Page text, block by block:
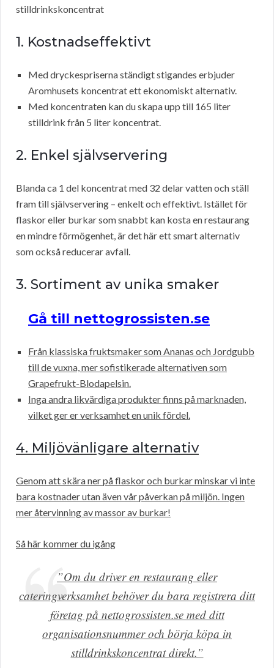
stilldrinkskoncentrat
1. Kostnadseffektivt
Med dryckespriserna ständigt stigandes erbjuder
Aromhusets koncentrat ett ekonomiskt alternativ.
Med koncentraten kan du skapa upp till 165 liter
stilldrink från 5 liter koncentrat.
2. Enkel självservering
Blanda ca 1 del koncentrat med 32 delar vatten och ställ
fram till självservering – enkelt och effektivt. Istället för
flaskor eller burkar som snabbt kan kosta en restaurang
en mindre förmögenhet, är det här ett smart alternativ
som också reducerar avfall.
3. Sortiment av unika smaker
Gå till nettogrossisten.se
Från klassiska fruktsmaker som Ananas och Jordgubb
till de vuxna, mer sofistikerade alternativen som
Grapefrukt-Blodapelsin.
Inga andra likvärdiga produkter finns på marknaden,
vilket ger er verksamhet en unik fördel.
4. Miljövänligare alternativ
Genom att skära ner på flaskor och burkar minskar vi inte
bara kostnader utan även vår påverkan på miljön. Ingen
mer återvinning av massor av burkar!
Så här kommer du igång
”Om du driver en restaurang eller
cateringverksamhet behöver du bara registrera ditt
företag på nettogrossisten.se med ditt
organisationsnummer och börja köpa in
stilldrinkskoncentrat direkt.”